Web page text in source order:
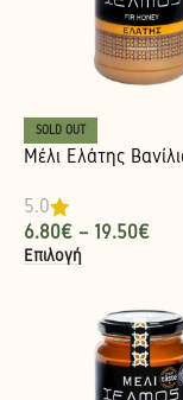
SOLD OUT
Μέλι Ελάτης
5.0
6.80€ – 19.50€
Επιλογή